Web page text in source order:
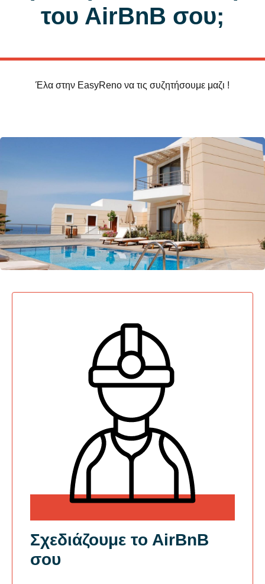
του ΑirΒnΒ σου;
Έλα στην EasyReno να τις συζητήσουμε μαζι !
Σχεδιάζουμε το ΑirΒnΒ
σου